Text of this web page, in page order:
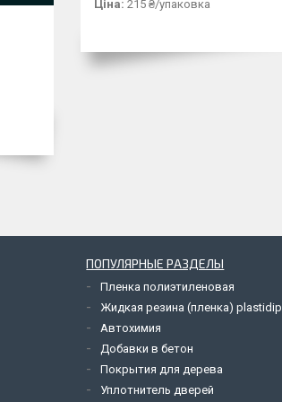
Ціна: 215 ₴/упаковка
ПОПУЛЯРНЫЕ РАЗДЕЛЫ
Пленка полиэтиленовая
Жидкая резина (пленка) plastidip
Автохимия
Добавки в бетон
Покрытия для дерева
Уплотнитель дверей